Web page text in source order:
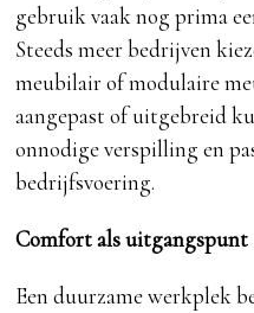
gebruik vaak nog prima
Steeds meer bedrijven
meubilair of modulaire
aangepast of uitgebreid
onnodige verspilling en
bedrijfsvoering.
Comfort als uitgangspunt
Een duurzame werkplek